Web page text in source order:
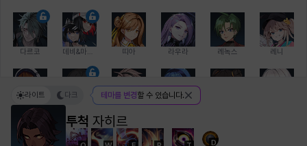
다르코 띠아 라우라 레녹스 레니
레온 루크 르노어
투척 자히르
D
라이트 다크 테마를 변경할 수 있습니다.